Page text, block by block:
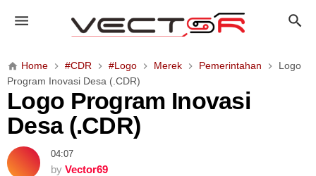
o
o
r
o
g
r
a
m
Home #CDR #Logo Merek Pemerintahan
Logo
Program Inovasi Desa (.CDR)
Logo Program Inovasi
Desa (.CDR)
04:07
by Vector69